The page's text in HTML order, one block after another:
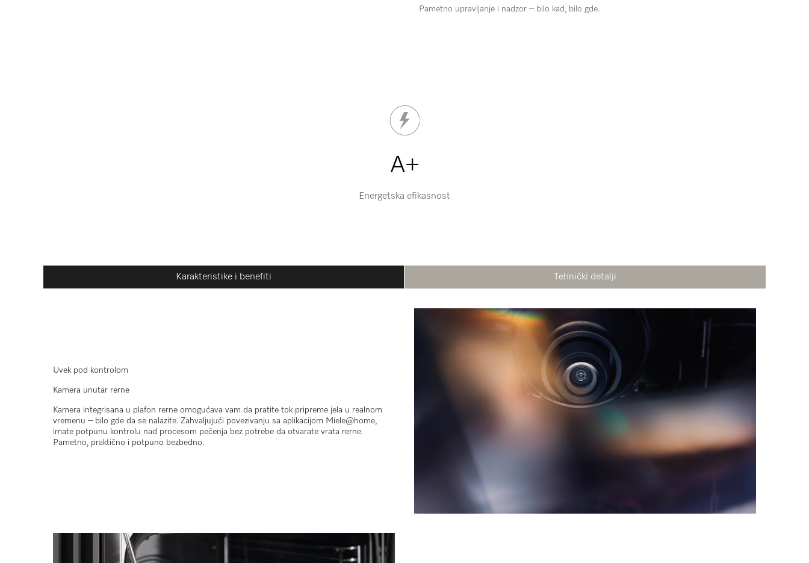
Pametno upravljanje i nadzor – bilo kad, bilo gde.
A+
Energetska efikasnost
Karakteristike i benefiti Tehnički detalji
Uvek pod kontrolom
Kamera unutar rerne
Kamera integrisana u plafon rerne omogućava vam da pratite tok pripreme jela u realnom
vremenu – bilo gde da se nalazite. Zahvaljujući povezivanju sa aplikacijom Miele@home,
imate potpunu kontrolu nad procesom pečenja bez potrebe da otvarate vrata rerne.
Pametno, praktično i potpuno bezbedno.